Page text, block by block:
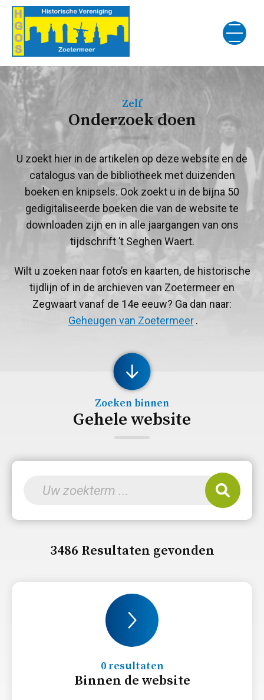
Zelf
Onderzoek doen
U zoekt hier in de artikelen op deze website en de
catalogus van de bibliotheek met duizenden
boeken en knipsels. Ook zoekt u in de bijna 50
gedigitaliseerde boeken die van de website te
downloaden zijn en in alle jaargangen van ons
tijdschrift ’t Seghen Waert.
Wilt u zoeken naar foto’s en kaarten, de historische
tijdlijn of in de archieven van Zoetermeer en
Zegwaart vanaf de 14e eeuw? Ga dan naar:
Geheugen van Zoetermeer .
Zoeken binnen
Gehele website
3486 Resultaten gevonden
0 resultaten
Binnen de website